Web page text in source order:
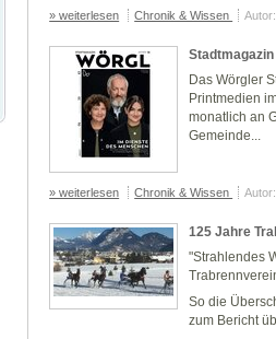
» weiterlesen Chronik & Wissen
Das Wörgler
Printmedien
monatlich an
Gemeinde...
» weiterlesen Chronik & Wissen
125 Jahre
"Strahlendes
So die
zum Bericht